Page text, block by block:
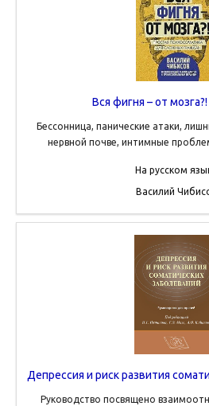
Вся фигня – от
Бессонница, панические атаки,
нервной почве, интимные
На русском
Василий
Депрессия и риск развития
Руководство посвящено